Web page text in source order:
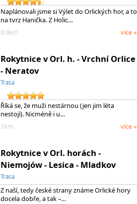
Naplánovali jsme si Výlet do Orlických hor, a to
na tvrz Hanička. Z Holic…
0.9km
více »
Rokytnice v Orl. h. - Vrchní Orlice
- Neratov
Trasa
Říká se, že muži nestárnou (jen jim léta
nestojí). Nicméně i u…
1km
více »
Rokytnice v Orl. horách -
Niemojów - Lesica - Mladkov
Trasa
Z naší, tedy české strany známe Orlické hory
docela dobře, a tak –…